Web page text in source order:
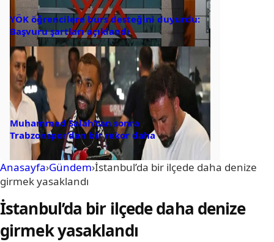
YÖK öğrencilere burs desteğini duyurdu:
Başvuru şartları açıklandı
Muhammed Salah’tan sonra
Trabzonspor’dan bir rekor daha
Anasayfa›Gündem›İstanbul’da bir ilçede daha denize
girmek yasaklandı
İstanbul’da bir ilçede daha denize
girmek yasaklandı